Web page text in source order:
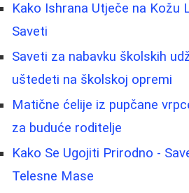
Kako Ishrana Utječe na Kožu
Saveti
Saveti za nabavku školskih
uštedeti na školskoj opremi
Matične ćelije iz pupčane
za buduće roditelje
Kako Se Ugojiti Prirodno -
Telesne Mase